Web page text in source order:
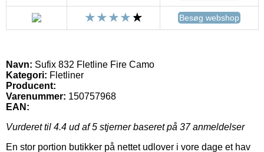
Besøg webshop
Navn: Sufix 832 Fletline Fire Camo
Kategori: Fletliner
Producent:
Varenummer: 150757968
EAN:
Vurderet til 4.4 ud af 5 stjerner baseret på 37anmeldelser
En stor portion butikker på nettet udlover i vore dage et hav